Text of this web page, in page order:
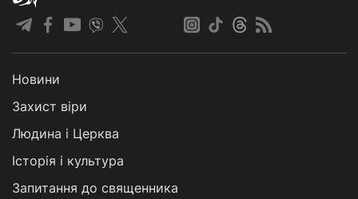
Новини
Захист віри
Людина і Церква
Історія і культура
Запитання до священника